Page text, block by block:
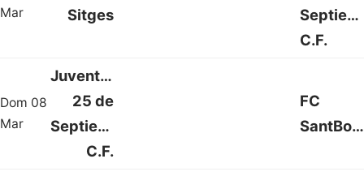
Mar
Sitges
C.F.
Dom 08
Mar
Juventud
25 de
Septiembre
C.F.
FC
SantBoia